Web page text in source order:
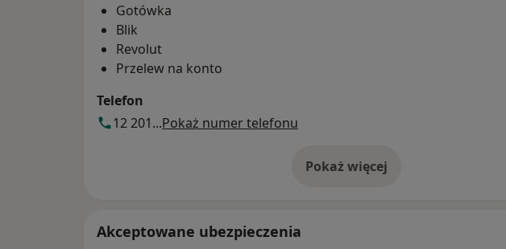
Gotówka
Blik
Revolut
Przelew na konto
Telefon
12 201...Pokaż numer telefonu
Pokaż więcej
o adresie
Akceptowane ubezpieczenia